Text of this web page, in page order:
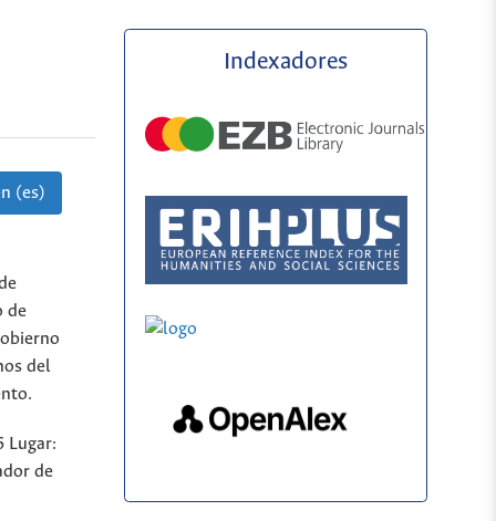
(es)
de
del
Lugar:
de
Indexadores